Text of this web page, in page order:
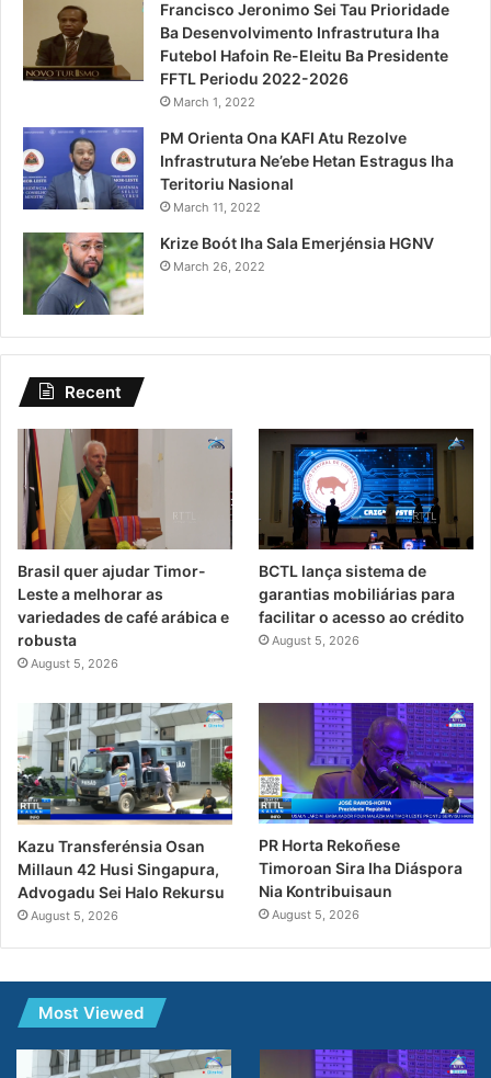
Francisco Jeronimo Sei Tau Prioridade
Ba Desenvolvimento Infrastrutura Iha
Futebol Hafoin Re-Eleitu Ba Presidente
FFTL Periodu 2022-2026
March 1, 2022
PM Orienta Ona KAFI Atu Rezolve
Infrastrutura Ne’ebe Hetan Estragus Iha
Teritoriu Nasional
March 11, 2022
Krize Boót Iha Sala Emerjénsia HGNV
March 26, 2022
Recent
Brasil quer ajudar Timor-
Leste a melhorar as
variedades de café arábica e
robusta
August 5, 2026
BCTL lança sistema de
garantias mobiliárias para
facilitar o acesso ao crédito
August 5, 2026
Kazu Transferénsia Osan
Millaun 42 Husi Singapura,
Advogadu Sei Halo Rekursu
August 5, 2026
PR Horta Rekoñese
Timoroan Sira Iha Diáspora
Nia Kontribuisaun
August 5, 2026
Most Viewed